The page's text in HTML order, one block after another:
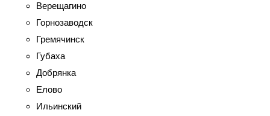
Верещагино
Горнозаводск
Гремячинск
Губаха
Добрянка
Елово
Ильинский